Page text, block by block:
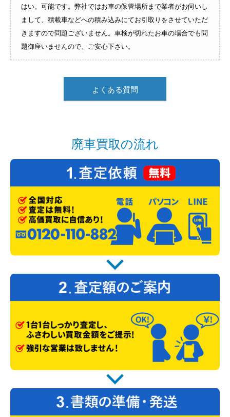
はい。可能です。弊社ではお車の保管場所まで業者がお伺いし
まして、積載車などへの積み込みにてお引取りをさせていただ
きますので問題ございません。車検が切れたお車の場合でも問
題御座いませんので、ご安心下さい。
よくある質問
廃車買取の流れ